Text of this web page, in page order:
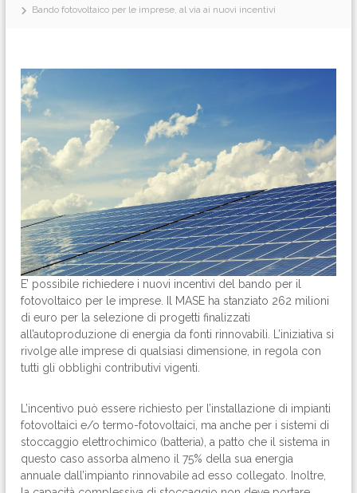
Bando fotovoltaico per le imprese, al via ai nuovi incentivi
E’ possibile richiedere i nuovi incentivi del bando per il
fotovoltaico per le imprese. Il MASE ha stanziato 262 milioni
di euro per la selezione di progetti finalizzati
all’autoproduzione di energia da fonti rinnovabili. L’iniziativa si
rivolge alle imprese di qualsiasi dimensione, in regola con
tutti gli obblighi contributivi vigenti.
L’incentivo può essere richiesto per l’installazione di impianti
fotovoltaici e/o termo-fotovoltaici, ma anche per i sistemi di
stoccaggio elettrochimico (batteria), a patto che il sistema in
questo caso assorba almeno il 75% della sua energia
annuale dall’impianto rinnovabile ad esso collegato. Inoltre,